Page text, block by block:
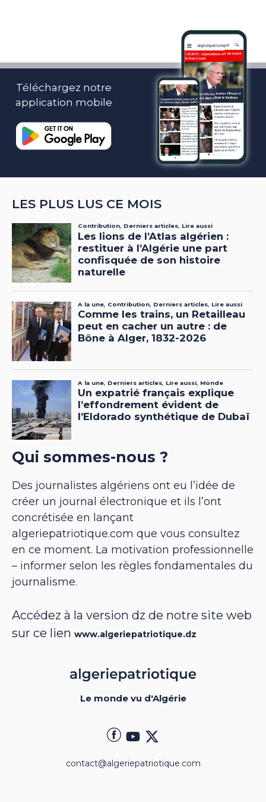
Téléchargez notre
application mobile
LES PLUS LUS CE MOIS
Qui sommes-nous ?
Des journalistes algériens ont eu l’idée de
créer un journal électronique et ils l’ont
concrétisée en lançant
algeriepatriotique.com que vous consultez
en ce moment. La motivation professionnelle
– informer selon les règles fondamentales du
journalisme.
Accédez à la version dz de notre site web
sur ce lien www.algeriepatriotique.dz
Le monde vu d'Algérie
contact@algeriepatriotique.com